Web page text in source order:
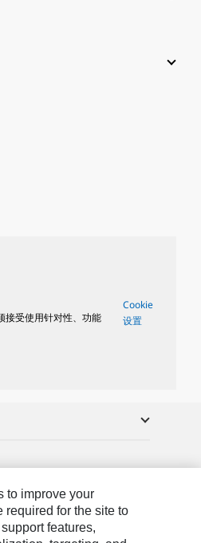
接受使用针对性、功能
Cookie
设置
to improve your
required for the site to
features,